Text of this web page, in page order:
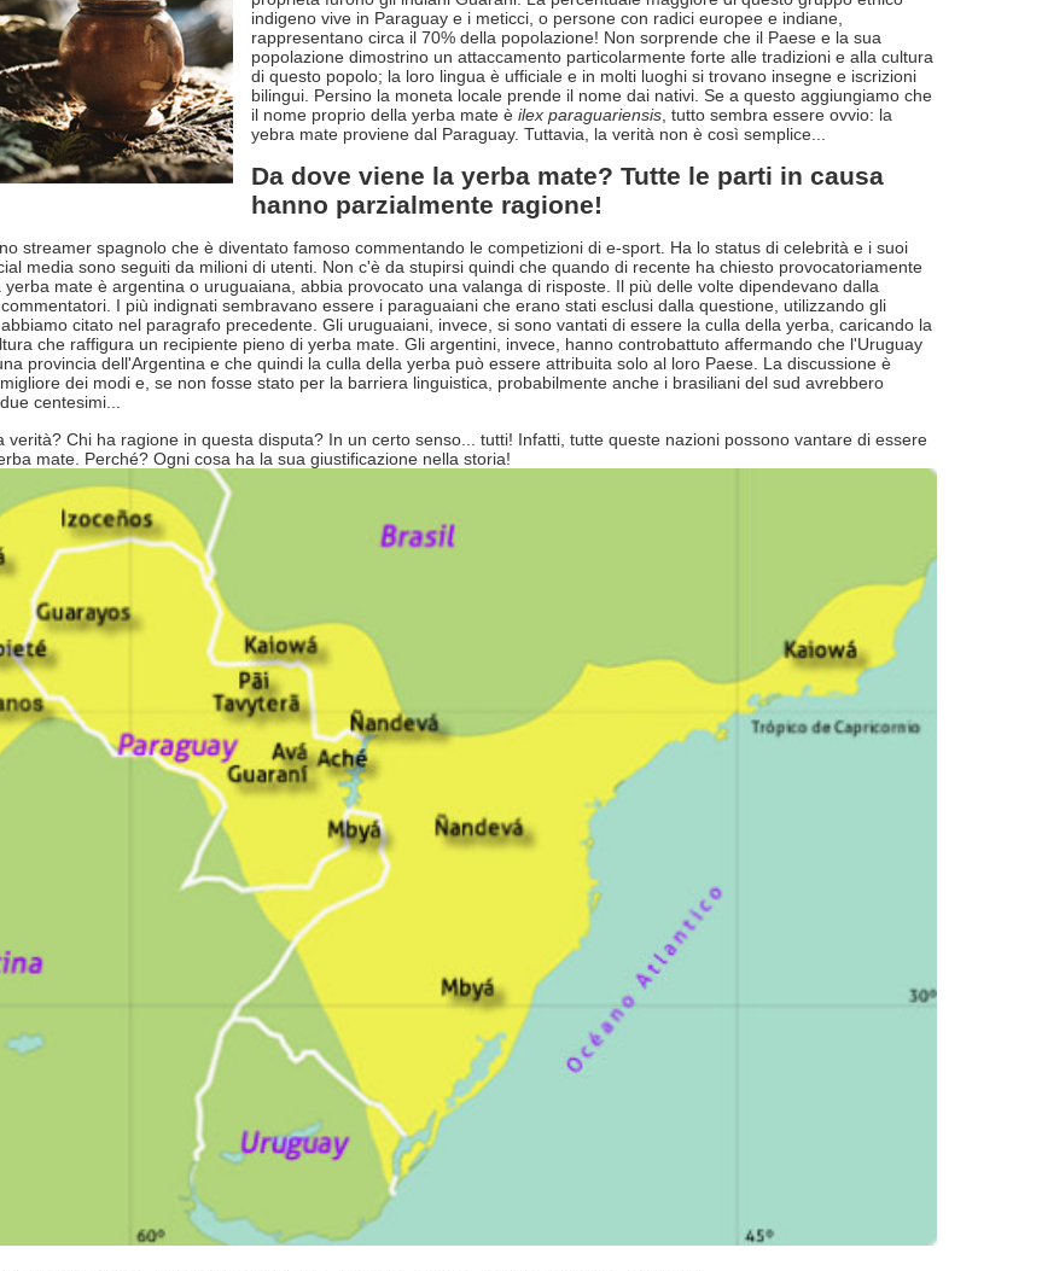
indigeno vive in Paraguay e i meticci, o persone con radici europee e indiane,
rappresentano circa il 70% della popolazione! Non sorprende che il Paese e la sua
popolazione dimostrino un attaccamento particolarmente forte alle tradizioni e alla cultura
di questo popolo; la loro lingua è ufficiale e in molti luoghi si trovano insegne e iscrizioni
bilingui. Persino la moneta locale prende il nome dai nativi. Se a questo aggiungiamo che
il nome proprio della yerba mate èilex paraguariensis , tutto sembra essere ovvio: la
yebra mate proviene dal Paraguay. Tuttavia, la verità non è così semplice...
Da dove viene la yerba mate? Tutte le parti in causa
hanno parzialmente ragione!
streamer spagnolo che è diventato famoso commentando le competizioni di e-sport. Ha lo status di celebrità e i suoi
media sono seguiti da milioni di utenti. Non c'è da stupirsi quindi che quando di recente ha chiesto provocatoriamente
yerba mate è argentina o uruguaiana, abbia provocato una valanga di risposte. Il più delle volte dipendevano dalla
I più indignati sembravano essere i paraguaiani che erano stati esclusi dalla questione, utilizzando gli
citato nel paragrafo precedente. Gli uruguaiani, invece, si sono vantati di essere la culla della yerba, caricando la
che raffigura un recipiente pieno di yerba mate. Gli argentini, invece, hanno controbattuto affermando che l'Uruguay
provincia dell'Argentina e che quindi la culla della yerba può essere attribuita solo al loro Paese. La discussione è
dei modi e, se non fosse stato per la barriera linguistica, probabilmente anche i brasiliani del sud avrebbero
centesimi...
verità? Chi ha ragione in questa disputa? In un certo senso... tutti! Infatti, tutte queste nazioni possono vantare di essere
mate. Perché? Ogni cosa ha la sua giustificazione nella storia!